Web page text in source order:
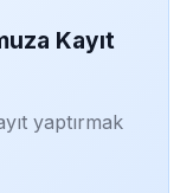
Kayıt
yaptırmak